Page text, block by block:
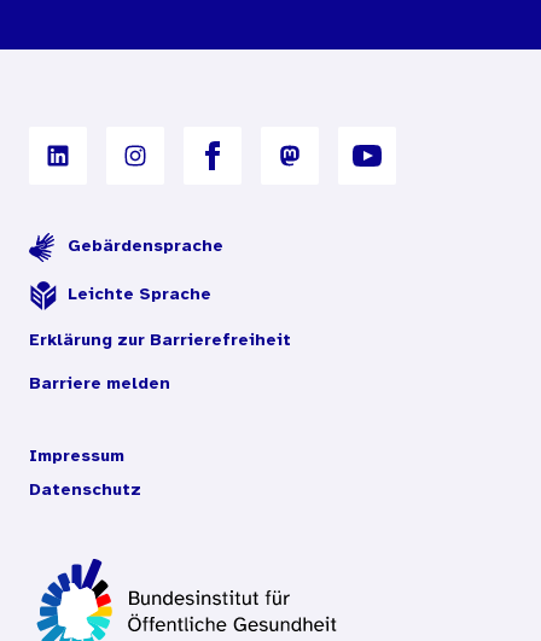
Digitales Archiv
Gebärdensprache
Leichte Sprache
Erklärung zur Barrierefreiheit
Barriere melden
Impressum
Datenschutz